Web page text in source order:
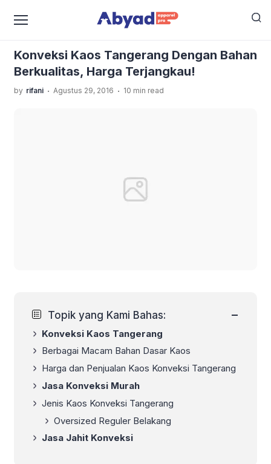
›Konveksi Kaos Tangerang
Konveksi Kaos Tangerang Dengan Bahan
Berkualitas, Harga Terjangkau!
by rifani . Agustus 29, 2016 . 10 min read
Topik yang Kami Bahas: −
Konveksi Kaos Tangerang
Berbagai Macam Bahan Dasar Kaos
Harga dan Penjualan Kaos Konveksi Tangerang
Jasa Konveksi Murah
Jenis Kaos Konveksi Tangerang
Oversized Reguler Belakang
Jasa Jahit Konveksi